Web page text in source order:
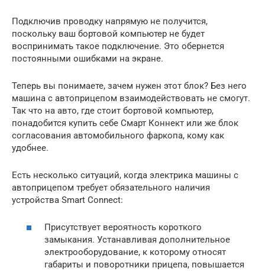
Подключив проводку напрямую не получится,
поскольку ваш бортовой компьютер не будет
воспринимать такое подключение. Это обернется
постоянными ошибками на экране.
Теперь вы понимаете, зачем нужен этот блок? Без него
машина с автоприцепом взаимодействовать не смогут.
Так что на авто, где стоит бортовой компьютер,
понадобится купить себе Смарт Коннект или же блок
согласования автомобильного фаркопа, кому как
удобнее.
Есть несколько ситуаций, когда электрика машины с
автоприцепом требует обязательного наличия
устройства Smart Connect:
Присутствует вероятность короткого
замыкания. Устанавливая дополнительное
электрооборудование, к которому относят
габариты и поворотники прицепа, повышается